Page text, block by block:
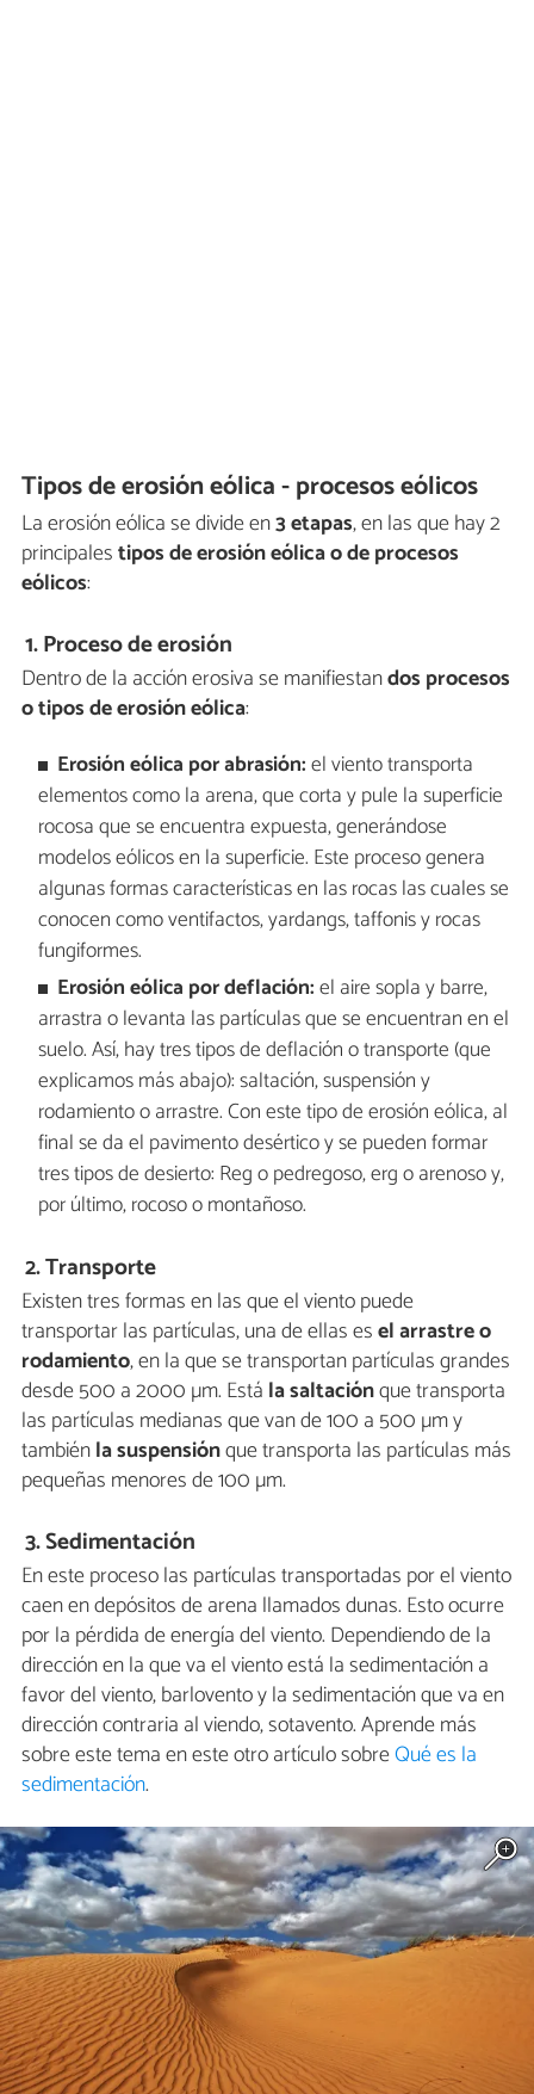
Tipos de erosión eólica - procesos eólicos
La erosión eólica se divide en3 etapas, en las que hay 2
principalestipos de erosión eólica o de procesos
eólicos:
1. Proceso de erosión
Dentro de la acción erosiva se manifiestandos procesos
o tipos de erosión eólica:
Erosión eólica por abrasión:el viento transporta
elementos como la arena, que corta y pule la superficie
rocosa que se encuentra expuesta, generándose
modelos eólicos en la superficie. Este proceso genera
algunas formas características en las rocas las cuales se
conocen como ventifactos, yardangs, taffonis y rocas
fungiformes.
Erosión eólica por deflación:el aire sopla y barre,
arrastra o levanta las partículas que se encuentran en el
suelo. Así, hay tres tipos de deflación o transporte (que
explicamos más abajo): saltación, suspensión y
rodamiento o arrastre. Con este tipo de erosión eólica, al
final se da el pavimento desértico y se pueden formar
tres tipos de desierto: Reg o pedregoso, erg o arenoso y,
por último, rocoso o montañoso.
2. Transporte
Existen tres formas en las que el viento puede
transportar las partículas, una de ellas esel arrastre o
rodamiento, en la que se transportan partículas grandes
desde 500 a 2000 µm. Está la saltaciónque transporta
las partículas medianas que van de 100 a 500 µm y
tambiénla suspensiónque transporta las partículas más
pequeñas menores de 100 µm.
3. Sedimentación
En este proceso las partículas transportadas por el viento
caen en depósitos de arena llamados dunas. Esto ocurre
por la pérdida de energía del viento. Dependiendo de la
dirección en la que va el viento está la sedimentación a
favor del viento, barlovento y la sedimentación que va en
dirección contraria al viendo, sotavento. Aprende más
sobre este tema en este otro artículo sobreQué es la
sedimentación.